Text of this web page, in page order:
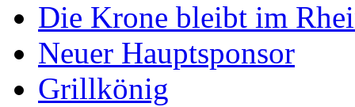
Die Krone bleibt im
Neuer Hauptsponsor
Grillkönig